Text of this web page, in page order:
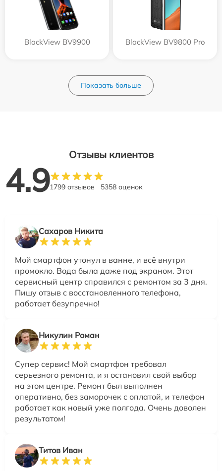
BlackView BV9900 BlackView BV9800 Pro
Показать больше
Отзывы клиентов
4.91799 отзывов 5358 оценок
Сахаров Никита
Мой смартфон утонул в ванне, и всё внутри
промокло. Вода была даже под экраном. Этот
сервисный центр справился с ремонтом за 3 дня.
Пишу отзыв с восстановленного телефона,
работает безупречно!
Никулин Роман
Супер сервис! Мой смартфон требовал
серьезного ремонта, и я остановил свой выбор
на этом центре. Ремонт был выполнен
оперативно, без заморочек с оплатой, и телефон
работает как новый уже полгода. Очень доволен
результатом!
Титов Иван